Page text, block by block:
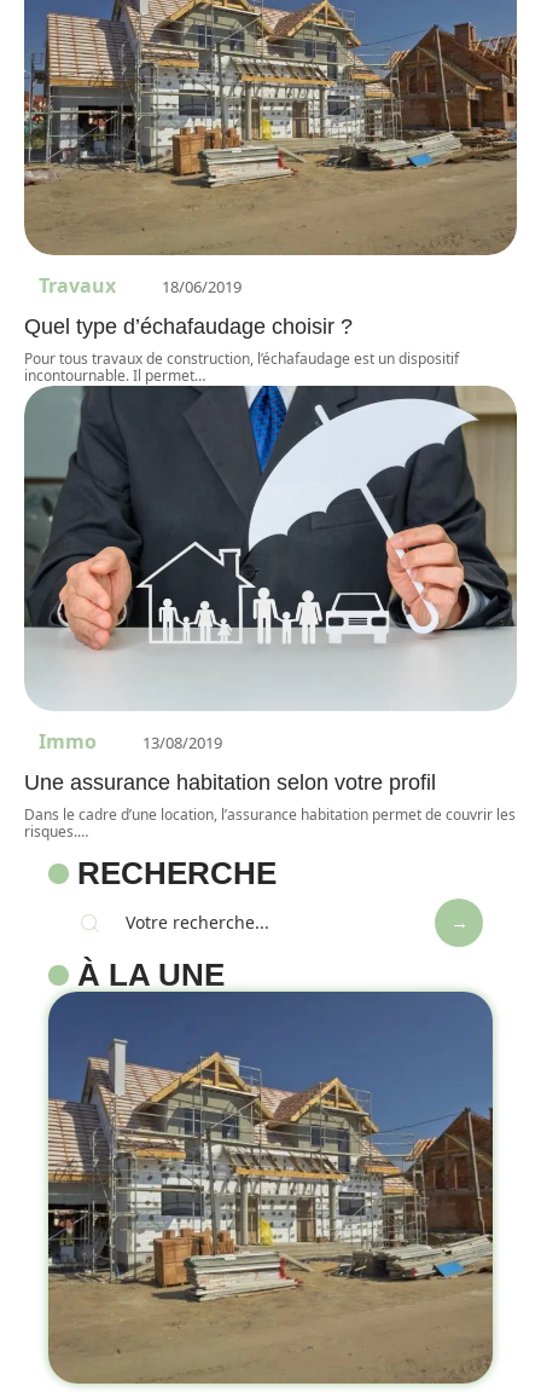
Travaux 18/06/2019
Quel type d’échafaudage choisir ?
Pour tous travaux de construction, l’échafaudage est un dispositif
incontournable. Il permet…
Immo 13/08/2019
Une assurance habitation selon votre profil
Dans le cadre d’une location, l’assurance habitation permet de couvrir les
risques.…
RECHERCHE
À LA UNE